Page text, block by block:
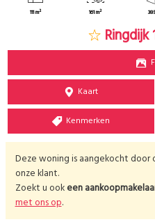
111 m² 161 m²
Ringdijk
Kaart
Kenmerken
Deze woning is aangekocht door
onze klant.
Zoekt u ookeen
met ons op.